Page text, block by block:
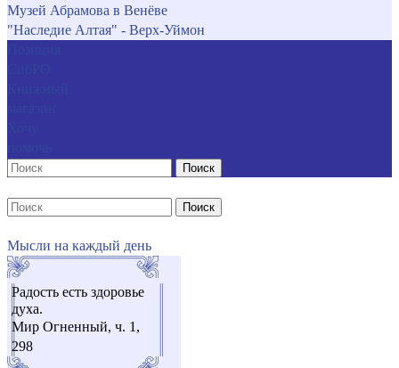
Музей Абрамова в Венёве
"Наследие Алтая" - Верх-Уймон
Поиск
Поиск
Мысли на каждый день
Радость есть здоровье
духа.
Мир Огненный, ч. 1,
298